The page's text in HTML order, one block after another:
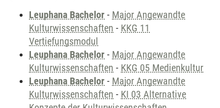
Leuphana Bachelor - Major Angewandte
Kulturwissenschaften - KKG 11
Vertiefungsmodul
Leuphana Bachelor - Major Angewandte
Kulturwissenschaften - KKG 05 Medienkultur
Leuphana Bachelor - Major Angewandte
Kulturwissenschaften - KI 03 Alternative